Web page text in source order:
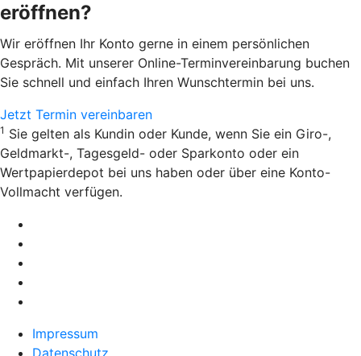
eröffnen?
Wir eröffnen Ihr Konto gerne in einem persönlichen
Gespräch. Mit unserer Online-Terminvereinbarung buchen
Sie schnell und einfach Ihren Wunschtermin bei uns.
Jetzt Termin vereinbaren
1 Sie gelten als Kundin oder Kunde, wenn Sie ein Giro-,
Geldmarkt-, Tagesgeld- oder Sparkonto oder ein
Wertpapierdepot bei uns haben oder über eine Konto-
Vollmacht verfügen.
Impressum
Datenschutz